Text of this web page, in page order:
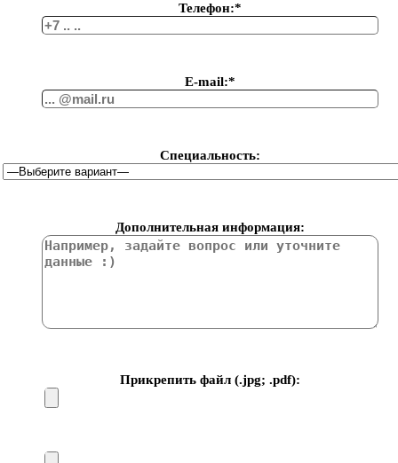
Телефон:*
Е-mail:*
Специальность:
Дополнительная информация:
Прикрепить файл (.jpg; .pdf):